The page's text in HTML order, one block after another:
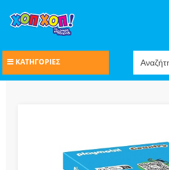
for:
ΚΑΤΗΓΟΡΙΕΣ